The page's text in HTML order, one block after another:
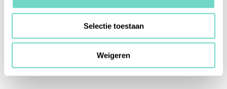
Selectie toestaan
Weigeren
dat je up-to-date blijft en voldoet aan geldende
wet- en regelgeving.
Met de Hyarchis Compliance Manager wordt het
complianceproces integraal gedigitaliseerd en
gestroomlijnd.